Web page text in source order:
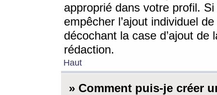
approprié dans votre profil.
empêcher l’ajout individuel
décochant la case d’ajout
rédaction.
Haut
» Comment puis-je créer